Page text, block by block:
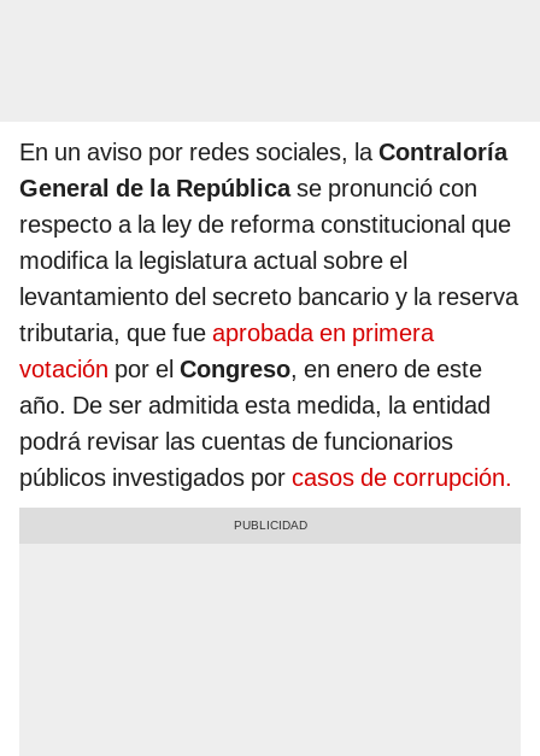
En un aviso por redes sociales, laContraloría
General de la Repúblicase pronunció con
respecto a la ley de reforma constitucional que
modifica la legislatura actual sobre el
levantamiento del secreto bancario y la reserva
tributaria, que fue aprobada en primera
votación por el Congreso, en enero de este
año. De ser admitida esta medida, la entidad
podrá revisar las cuentas de funcionarios
públicos investigados por casos de corrupción.